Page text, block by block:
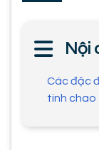
Nội
Các đặc
tinh chao